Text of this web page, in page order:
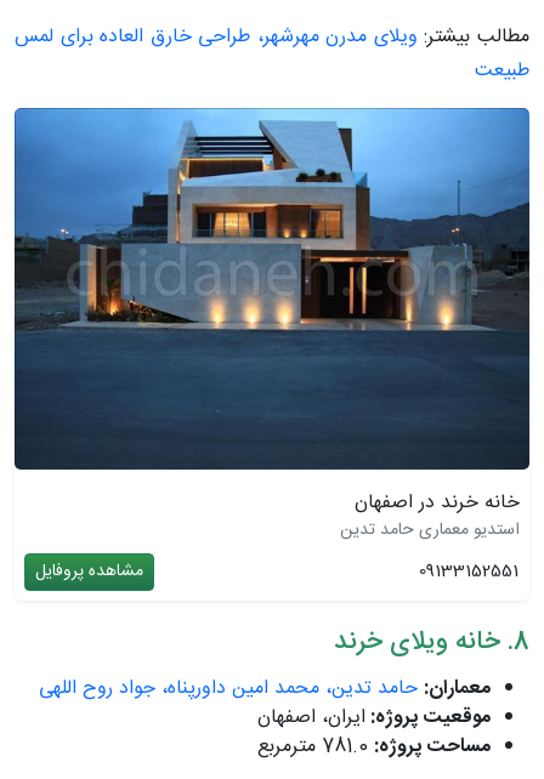
مطالب بیشتر: ویلای مدرن مهرشهر، طراحی خارق العاده برای لمس
طبیعت
خانه خرند در اصفهان
استدیو معماری حامد تدین
09133152551
مشاهده پروفایل
8. خانه ویلای خرند
معماران: حامد تدین، محمد امین داورپناه، جواد روح اللهی
موقعیت پروژه: ایران، اصفهان
مساحت پروژه: